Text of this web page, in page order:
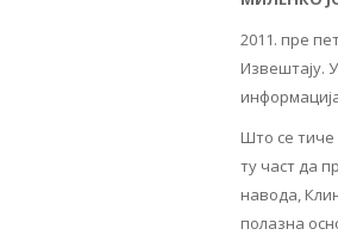
2011. пре
Извештају.
Што се тиче
ту част да
навода,
полазна